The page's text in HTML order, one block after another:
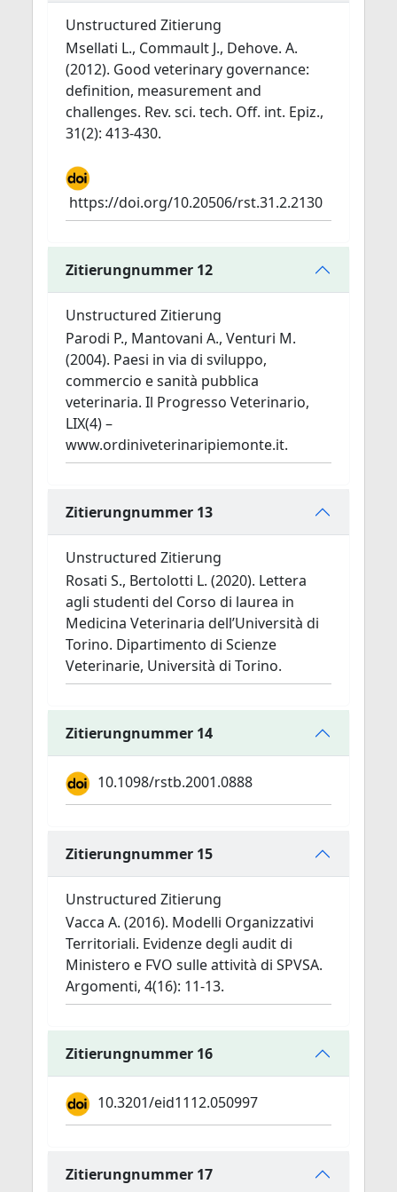
Unstructured Zitierung
Msellati L., Commault J., Dehove. A.
(2012). Good veterinary governance:
definition, measurement and
challenges. Rev. sci. tech. Off. int. Epiz.,
31(2): 413-430.
https://doi.org/10.20506/rst.31.2.2130
Zitierungnummer 12
Unstructured Zitierung
Parodi P., Mantovani A., Venturi M.
(2004). Paesi in via di sviluppo,
commercio e sanità pubblica
veterinaria. Il Progresso Veterinario,
LIX(4) –
www.ordiniveterinaripiemonte.it.
Zitierungnummer 13
Unstructured Zitierung
Rosati S., Bertolotti L. (2020). Lettera
agli studenti del Corso di laurea in
Medicina Veterinaria dell’Università di
Torino. Dipartimento di Scienze
Veterinarie, Università di Torino.
Zitierungnummer 14
10.1098/rstb.2001.0888
Zitierungnummer 15
Unstructured Zitierung
Vacca A. (2016). Modelli Organizzativi
Territoriali. Evidenze degli audit di
Ministero e FVO sulle attività di SPVSA.
Argomenti, 4(16): 11-13.
Zitierungnummer 16
10.3201/eid1112.050997
Zitierungnummer 17